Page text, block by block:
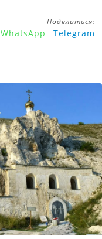
Поделиться:
WhatsApp Telegram